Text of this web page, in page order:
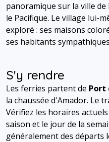
panoramique sur la ville
le Pacifique. Le village lui-
exploré : ses maisons
ses habitants
S'y rendre
Les ferries partent de Port
la chaussée d'Amador. Le
Vérifiez les horaires
saison et le jour de la
généralement des départs